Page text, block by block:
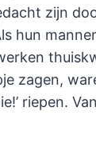
zijn
hun
zagen,
riepen.